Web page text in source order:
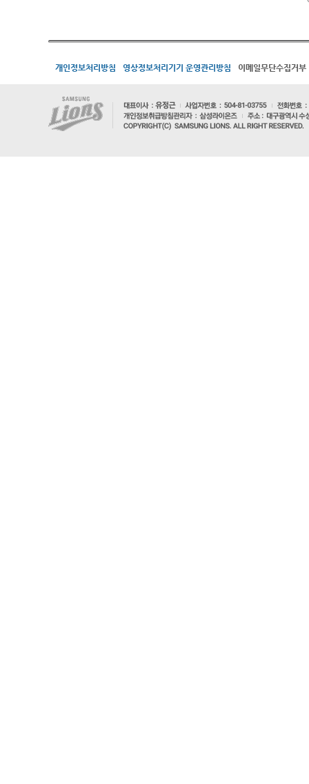
개인정보처리방침 영상정보처리기기 운영관리방침 이메일무단수집거부